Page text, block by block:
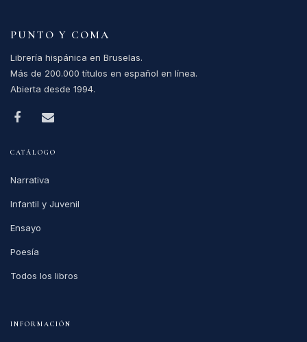
PUNTO Y COMA
Librería hispánica en Bruselas.
Más de 200.000 títulos en español en línea.
Abierta desde 1994.
CATÁLOGO
Narrativa
Infantil y Juvenil
Ensayo
Poesía
Todos los libros
INFORMACIÓN